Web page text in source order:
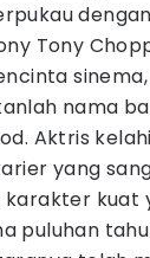
Tony
nama
Aktris
yang
kuat
puluhan